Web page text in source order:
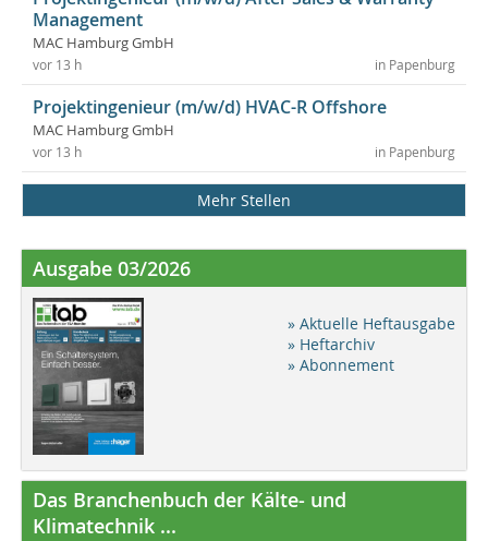
Management
MAC Hamburg GmbH
in Papenburg
vor 13 h
Projektingenieur (m/w/d) HVAC-R Offshore
MAC Hamburg GmbH
in Papenburg
vor 13 h
Mehr Stellen
Ausgabe 03/2026
» Aktuelle Heftausgabe
» Heftarchiv
» Abonnement
Das Branchenbuch der Kälte- und
Klimatechnik ...